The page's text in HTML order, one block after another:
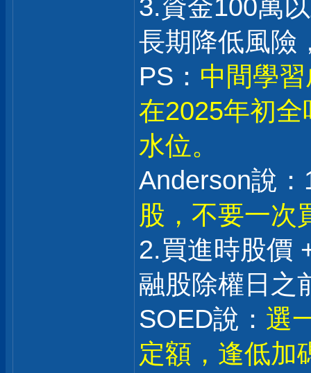
3.資金100萬
長期降低風險
PS： 中間學
在2025年初
水位。
Anderson說：
股，不要一次
2.買進時股價
融股除權日之
SOED說： 選
定額，逢低加